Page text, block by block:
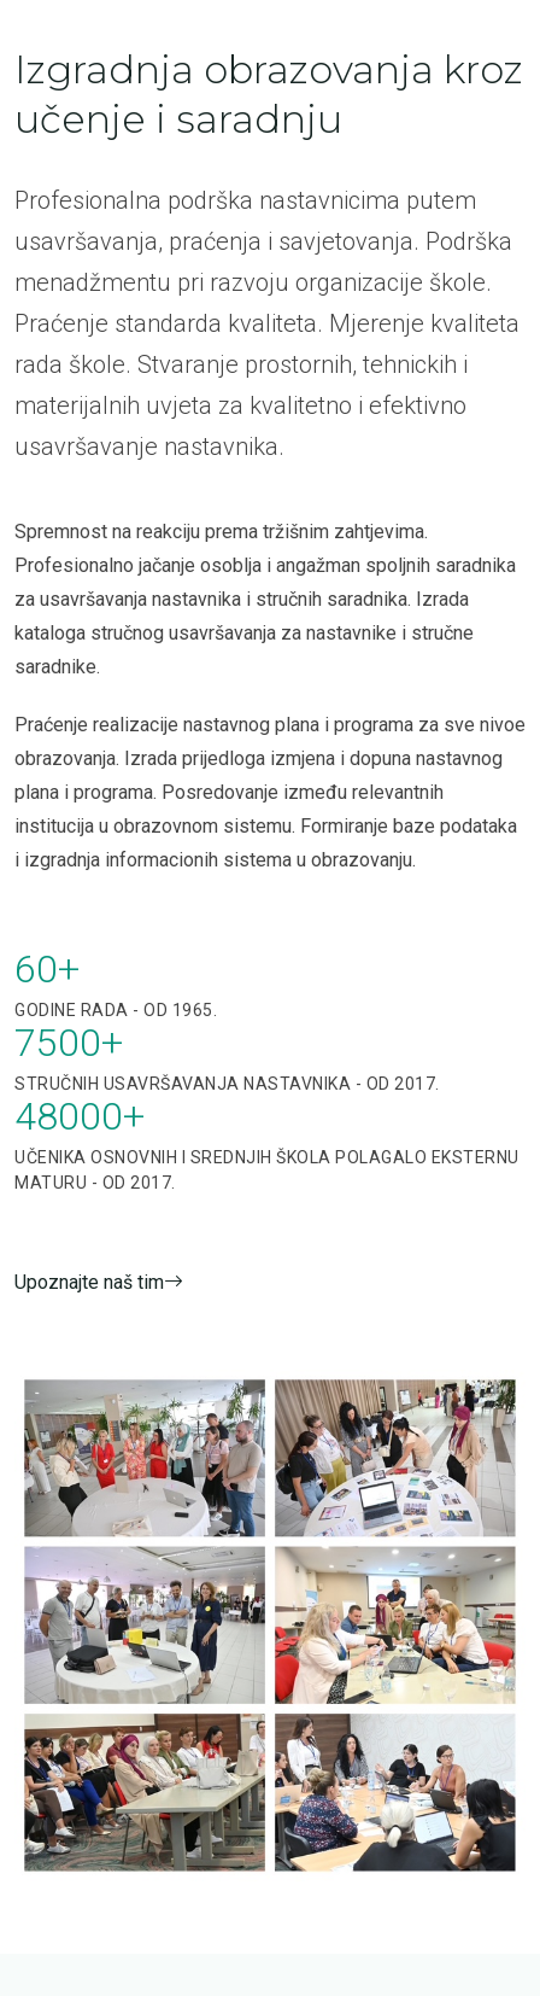
Izgradnja obrazovanja kroz
učenje i saradnju
Profesionalna podrška nastavnicima putem
usavršavanja, praćenja i savjetovanja. Podrška
menadžmentu pri razvoju organizacije škole.
Praćenje standarda kvaliteta. Mjerenje kvaliteta
rada škole. Stvaranje prostornih, tehnickih i
materijalnih uvjeta za kvalitetno i efektivno
usavršavanje nastavnika.
Spremnost na reakciju prema tržišnim zahtjevima.
Profesionalno jačanje osoblja i angažman spoljnih saradnika
za usavršavanja nastavnika i stručnih saradnika. Izrada
kataloga stručnog usavršavanja za nastavnike i stručne
saradnike.
Praćenje realizacije nastavnog plana i programa za sve nivoe
obrazovanja. Izrada prijedloga izmjena i dopuna nastavnog
plana i programa. Posredovanje između relevantnih
institucija u obrazovnom sistemu. Formiranje baze podataka
i izgradnja informacionih sistema u obrazovanju.
60+
GODINE RADA - OD 1965.
7500+
STRUČNIH USAVRŠAVANJA NASTAVNIKA - OD 2017.
48000+
UČENIKA OSNOVNIH I SREDNJIH ŠKOLA POLAGALO EKSTERNU
MATURU - OD 2017.
Upoznajte naš tim